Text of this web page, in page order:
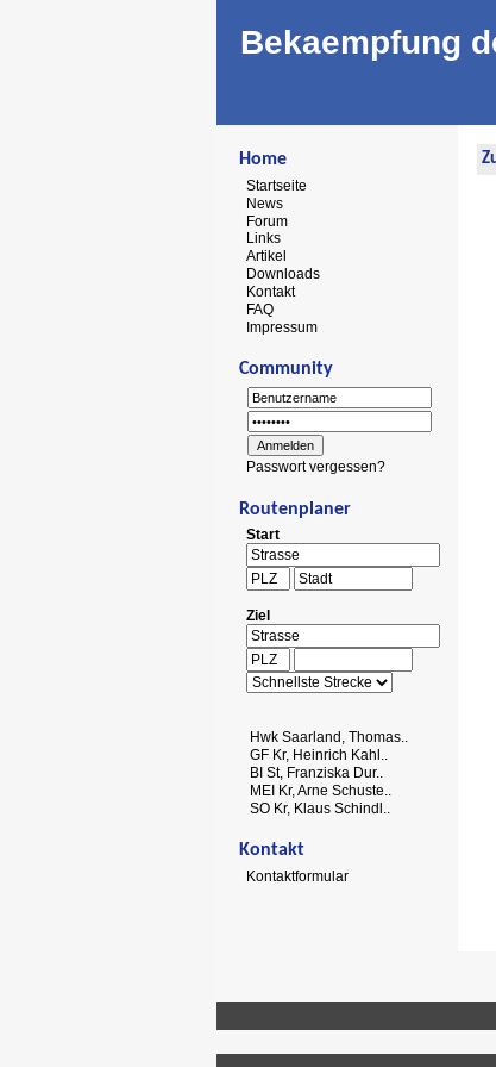
Bekaempfung
Home
Startseite
News
Forum
Links
Artikel
Downloads
Kontakt
FAQ
Impressum
Community
Passwort vergessen?
Routenplaner
Start
Ziel
Hwk Saarland, Thomas..
GF Kr, Heinrich Kahl..
BI St, Franziska Dur..
MEI Kr, Arne Schuste..
SO Kr, Klaus Schindl..
Kontakt
Kontaktformular